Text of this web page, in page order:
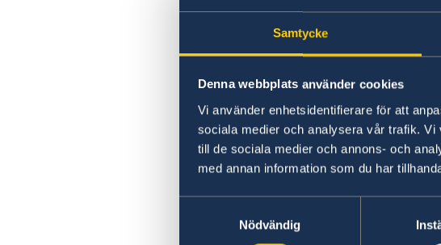
Samtycke
Denna webbplats använder cookies
Vi använder enhetsidentifierare för att
sociala medier och analysera vår trafik. Vi
till de sociala medier och annons- och
med annan information som du har
Nödvändig